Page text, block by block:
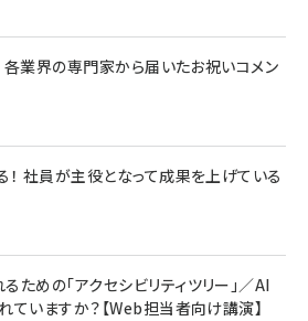
業界の専門家から届いたお祝いコメン
！ 社員が主役となって成果を上げている
ための「アクセシビリティツリー」／AI
ていますか？【Web担当者向け講演】